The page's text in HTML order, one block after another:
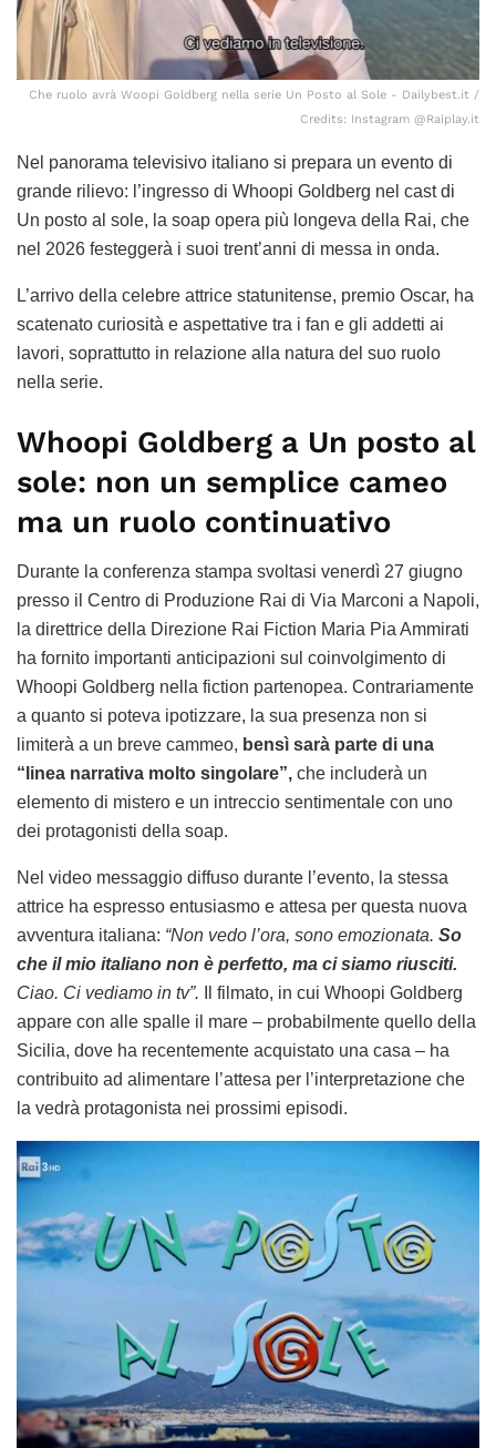
Che ruolo avrà Woopi Goldberg nella serie Un Posto al Sole - Dailybest.it /
Credits: Instagram @Raiplay.it
Nel panorama televisivo italiano si prepara un evento di
grande rilievo: l’ingresso di Whoopi Goldberg nel cast di
Un posto al sole, la soap opera più longeva della Rai, che
nel 2026 festeggerà i suoi trent’anni di messa in onda.
L’arrivo della celebre attrice statunitense, premio Oscar, ha
scatenato curiosità e aspettative tra i fan e gli addetti ai
lavori, soprattutto in relazione alla natura del suo ruolo
nella serie.
Whoopi Goldberg a Un posto al
sole: non un semplice cameo
ma un ruolo continuativo
Durante la conferenza stampa svoltasi venerdì 27 giugno
presso il Centro di Produzione Rai di Via Marconi a Napoli,
la direttrice della Direzione Rai Fiction Maria Pia Ammirati
ha fornito importanti anticipazioni sul coinvolgimento di
Whoopi Goldberg nella fiction partenopea. Contrariamente
a quanto si poteva ipotizzare, la sua presenza non si
limiterà a un breve cammeo, bensì sarà parte di una
“linea narrativa molto singolare”, che includerà un
elemento di mistero e un intreccio sentimentale con uno
dei protagonisti della soap.
Nel video messaggio diffuso durante l’evento, la stessa
attrice ha espresso entusiasmo e attesa per questa nuova
avventura italiana: “Non vedo l’ora, sono emozionata. So
che il mio italiano non è perfetto, ma ci siamo riusciti.
Ciao. Ci vediamo in tv”. Il filmato, in cui Whoopi Goldberg
appare con alle spalle il mare – probabilmente quello della
Sicilia, dove ha recentemente acquistato una casa – ha
contribuito ad alimentare l’attesa per l’interpretazione che
la vedrà protagonista nei prossimi episodi.